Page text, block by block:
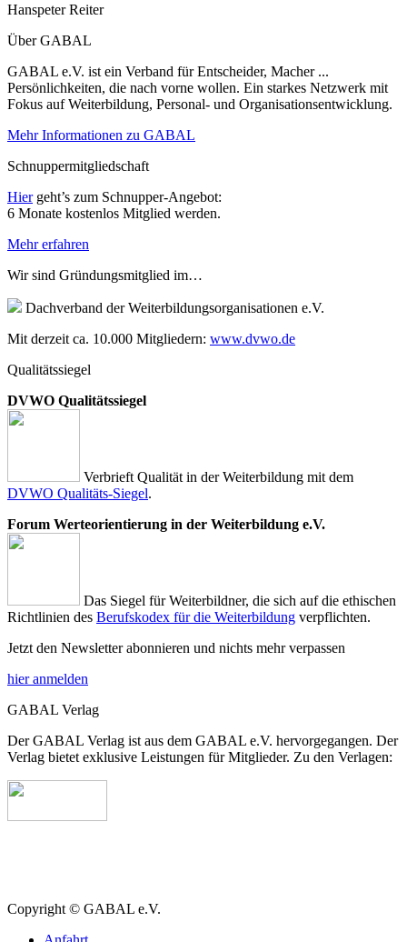
Hanspeter Reiter
Über GABAL
GABAL e.V. ist ein Verband für Entscheider, Macher ...
Persönlichkeiten, die nach vorne wollen. Ein starkes Netzwerk mit
Fokus auf Weiterbildung, Personal- und Organisationsentwicklung.
Mehr Informationen zu GABAL
Schnuppermitgliedschaft
Hiergeht’s zum Schnupper-Angebot:
6 Monate kostenlos Mitglied werden.
Mehr erfahren
Wir sind Gründungsmitglied im…
Dachverband der Weiterbildungsorganisationen e.V.
Mit derzeit ca. 10.000 Mitgliedern: www.dvwo.de
Qualitätssiegel
DVWO Qualitätssiegel
Verbrieft Qualität in der Weiterbildung mit dem
DVWO Qualitäts-Siegel.
Forum Werteorientierung in der Weiterbildung e.V.
Das Siegel für Weiterbildner, die sich auf die ethischen
Richtlinien des Berufskodex für die Weiterbildung verpflichten.
Jetzt den Newsletter abonnieren und nichts mehr verpassen
hier anmelden
GABAL Verlag
Der GABAL Verlag ist aus dem GABAL e.V. hervorgegangen. Der
Verlag bietet exklusive Leistungen für Mitglieder. Zu den Verlagen:
Copyright © GABAL e.V.